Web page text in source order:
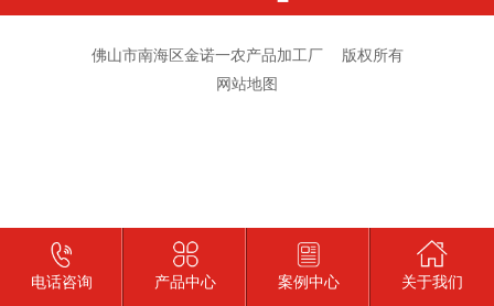
佛山市南海区金诺一农产品加工厂
版权所有
网站地图
电话咨询 产品中心 案例中心 关于我们